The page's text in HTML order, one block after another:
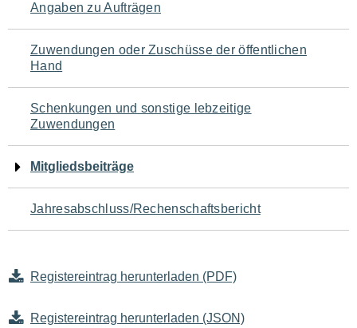
Angaben zu Aufträgen
Zuwendungen oder Zuschüsse der öffentlichen
Hand
Schenkungen und sonstige lebzeitige
Zuwendungen
Mitgliedsbeiträge
Jahresabschluss/Rechenschaftsbericht
Registereintrag herunterladen (PDF)
Registereintrag herunterladen (JSON)